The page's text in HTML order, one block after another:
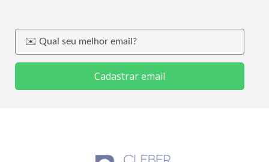
Cadastrar email